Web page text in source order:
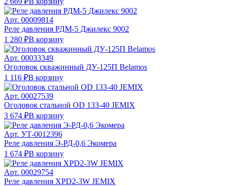
Арт. 00009814
Реле давления РДМ-5 Джилекс 9002
1 280 ₽В корзину
Арт. 00033349
Оголовок скважинный ДУ-125П Belamos
1 116 ₽В корзину
Арт. 00027539
Оголовок стальной OD 133-40 JEMIX
3 674 ₽В корзину
Арт. УТ-0012396
Реле давления Э-РД-0,6 Экомера
1 674 ₽В корзину
Арт. 00029754
Реле давления XPD2-3W JEMIX